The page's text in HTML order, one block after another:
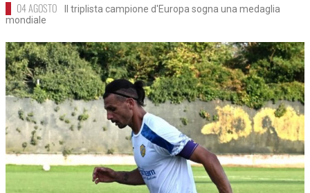
04 AGOSTO
Il triplista campione d'Europa sogna una medaglia
mondiale